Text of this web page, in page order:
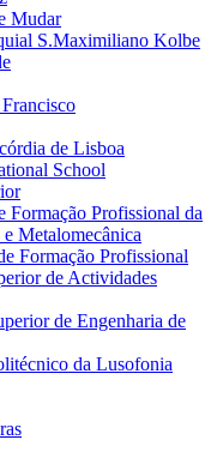
Mudar
S.Maximiliano Kolbe
de Lisboa
School
Profissional da
Metalomecânica
Formação Profissional
de Actividades
de Engenharia de
da Lusofonia